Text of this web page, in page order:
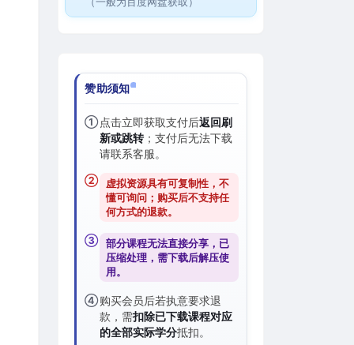
赞助须知
①点击立即获取支付后返回刷
新或跳转；支付后无法下载
请联系客服。
②
虚拟资源具有可复制性，不
懂可询问；购买后不支持任
何方式的退款。
③ 部分课程无法直接分享，已
压缩处理，需下载后解压使
用。
④购买会员后若执意要求退
款，需扣除已下载课程对应
的全部实际学分抵扣。